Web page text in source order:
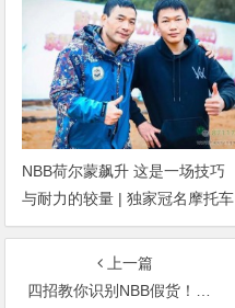
NBB荷尔蒙飙升 这是一场技巧
与耐力的较量 | 独家冠名摩托车
联赛
上一篇
四招教你识别NBB假货！NBB增大膏正品膏体颜色是什么样的?